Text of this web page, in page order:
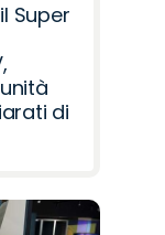
Super
di